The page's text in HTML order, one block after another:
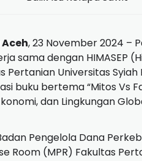
, 23 November 2024 –
sama dengan HIMASEP
Pertanian Universitas
buku bertema “Mitos Vs
dan Lingkungan
Pengelola Dana
Room (MPR) Fakultas